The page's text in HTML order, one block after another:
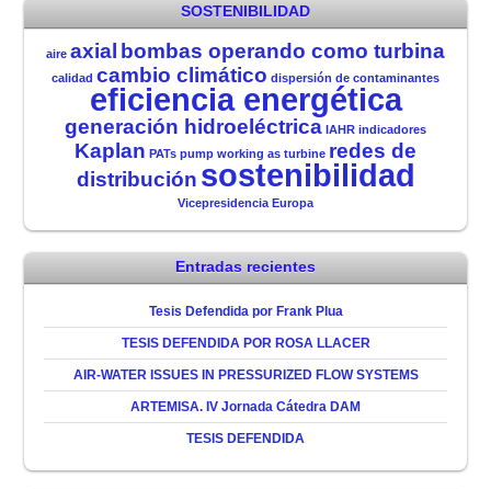
SOSTENIBILIDAD
aire axial bombas operando como turbina
calidad cambio climático dispersión de contaminantes
eficiencia energética
generación hidroeléctrica IAHR indicadores
Kaplan PATs pump working as turbine redes de
distribución sostenibilidad
Vicepresidencia Europa
Entradas recientes
Tesis Defendida por Frank Plua
TESIS DEFENDIDA POR ROSA LLACER
AIR-WATER ISSUES IN PRESSURIZED FLOW SYSTEMS
ARTEMISA. IV Jornada Cátedra DAM
TESIS DEFENDIDA